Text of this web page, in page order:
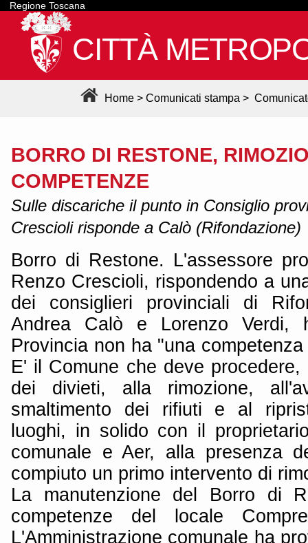
Regione Toscana
CITTÀ
Home > Comunicati stampa >
BORRO DI RESTONE,
COMPETENZE
Sulle discariche il punto in Consiglio
Crescioli risponde a Calò (Rifondazione)
Borro di Restone. L'assessore
Renzo Crescioli, rispondendo a
dei consiglieri provinciali di
Andrea Calò e Lorenzo Verdi,
Provincia non ha "una
E' il Comune che deve
dei divieti, alla rimozione,
smaltimento dei rifiuti e al
luoghi, in solido con il
comunale e Aer, alla presenza
compiuto un primo intervento di
La manutenzione del Borro di
competenze del locale
L'Amministrazione comunale ha